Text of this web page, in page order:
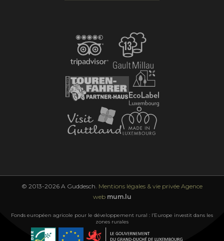
Fonds européen agricole pour le développement rural : l’Europe investit dans les
zones rurales
© 2013-2026 A Guddesch. Mentions légales & vie privée Agence
web mum.lu